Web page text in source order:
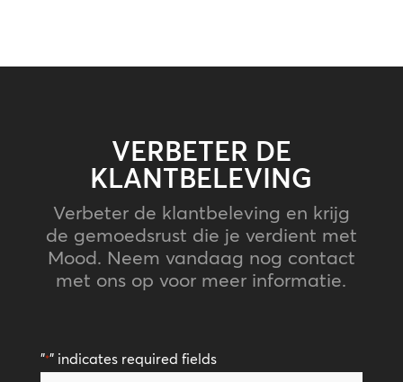
VERBETER DE
KLANTBELEVING
Verbeter de klantbeleving en krijg
de gemoedsrust die je verdient met
Mood. Neem vandaag nog contact
met ons op voor meer informatie.
"*" indicates required fields